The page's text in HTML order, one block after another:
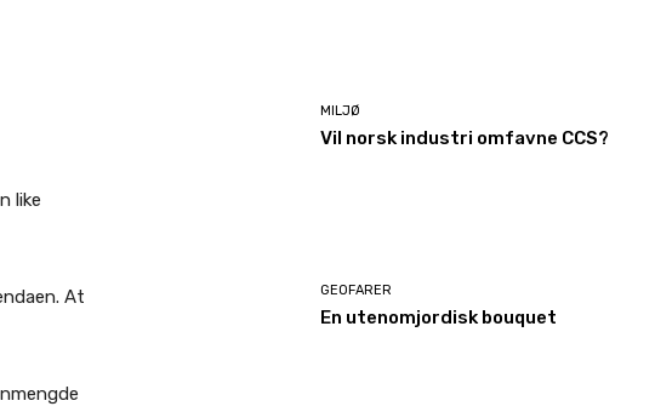
like
At
MILJØ
Vil norsk industri omfavne CCS?
GEOFARER
En utenomjordisk bouquet